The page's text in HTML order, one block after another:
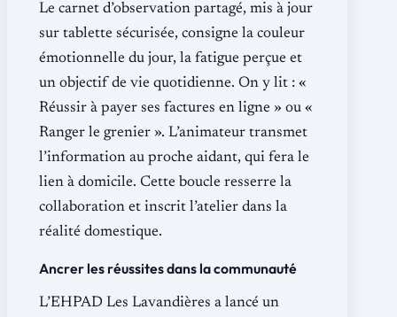
Le carnet d’observation partagé, mis à jour
sur tablette sécurisée, consigne la couleur
émotionnelle du jour, la fatigue perçue et
un objectif de vie quotidienne. On y lit : «
Réussir à payer ses factures en ligne » ou «
Ranger le grenier ». L’animateur transmet
l’information au proche aidant, qui fera le
lien à domicile. Cette boucle resserre la
collaboration et inscrit l’atelier dans la
réalité domestique.
Ancrer les réussites dans la communauté
L’EHPAD Les Lavandières a lancé un